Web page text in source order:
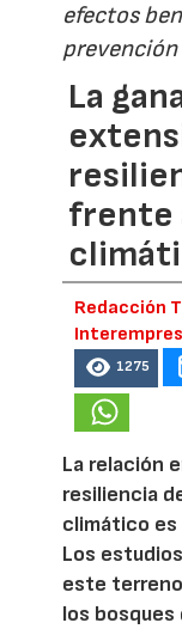
efectos
La
frente
Redacción
1275
La relación
resiliencia
climático es
Los
este
los bosques